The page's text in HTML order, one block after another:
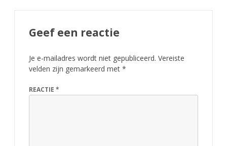
Geef een reactie
Je e-mailadres wordt niet gepubliceerd. Vereiste
velden zijn gemarkeerd met *
REACTIE *